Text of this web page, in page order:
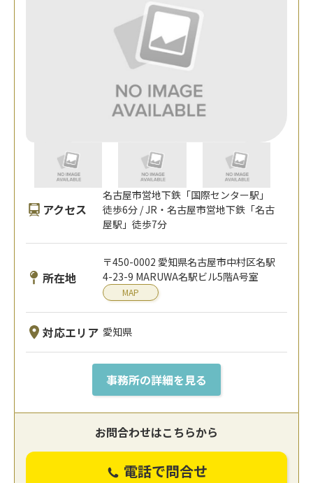
アクセス
名古屋市営地下鉄「国際センター駅」
徒歩6分 / JR・名古屋市営地下鉄「名古
屋駅」徒歩7分
所在地
〒450-0002 愛知県名古屋市中村区名駅
4-23-9 MARUWA名駅ビル5階A号室
MAP
対応エリア 愛知県
事務所の詳細を見る
お問合わせはこちらから
電話で問合せ